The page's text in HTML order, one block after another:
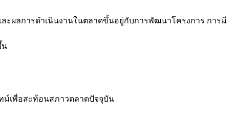
ผลการดำเนินงานในตลาดขึ้นอยู่กับการพัฒนาโครงการ การมี
น
ทม์เพื่อสะท้อนสภาวตลาดปัจจุบัน